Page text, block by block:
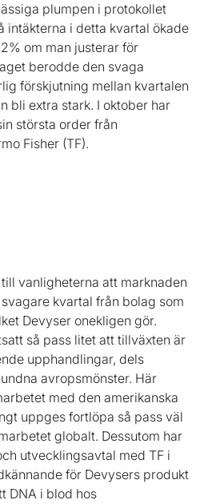
plumpen i protokollet
intäkterna i detta kvartal ökade
om man justerar för
berodde den svaga
förskjutning mellan kvartalen
bli extra stark. I oktober har
största order från
Fisher (TF).
vanligheterna att marknaden
kvartal från bolag som
Devyser onekligen gör.
så pass litet att tillväxten är
upphandlingar, dels
avropsmönster. Här
med den amerikanska
uppges fortlöpa så pass väl
globalt. Dessutom har
utvecklingsavtal med TF i
för Devysers produkt
DNA i blod hos